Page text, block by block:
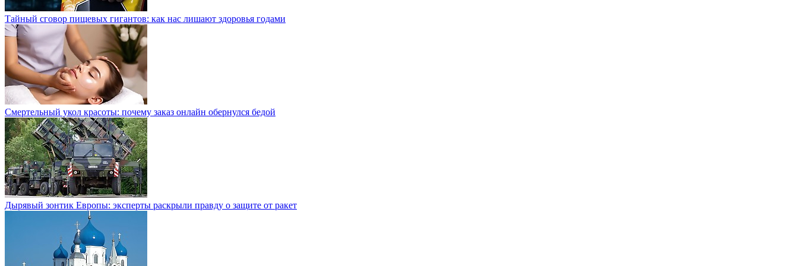
Тайный сговор пищевых гигантов: как нас лишают здоровья годами
Смертельный укол красоты: почему заказ онлайн обернулся бедой
Дырявый зонтик Европы: эксперты раскрыли правду о защите от ракет